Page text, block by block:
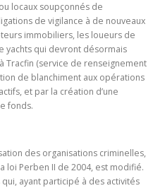
locaux soupçonnés de
de vigilance à de nouveaux
immobiliers, les loueurs de
yachts qui devront désormais
Tracfin (service de renseignement
de blanchiment aux opérations
et par la création d’une
fonds.
des organisations criminelles,
loi Perben II de 2004, est modifié.
ayant participé à des activités